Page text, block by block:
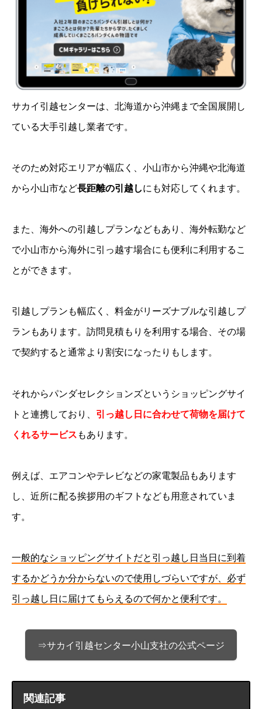
サカイ引越センターは、北海道から沖縄まで全国展開し
ている大手引越し業者です。
そのため対応エリアが幅広く、小山市から沖縄や北海道
から小山市など長距離の引越しにも対応してくれます。
また、海外への引越しプランなどもあり、海外転勤など
で小山市から海外に引っ越す場合にも便利に利用するこ
とができます。
引越しプランも幅広く、料金がリーズナブルな引越しプ
ランもあります。訪問見積もりを利用する場合、その場
で契約すると通常より割安になったりもします。
それからパンダセレクションズというショッピングサイ
トと連携しており、 引っ越し日に合わせて荷物を届けて
くれるサービス もあります。
例えば、エアコンやテレビなどの家電製品もあります
し、近所に配る挨拶用のギフトなども用意されていま
す。
一般的なショッピングサイトだと引っ越し日当日に到着
するかどうか分からないので使用しづらいですが、必ず
引っ越し日に届けてもらえるので何かと便利です。
⇒サカイ引越センター小山支社の公式ページ
関連記事